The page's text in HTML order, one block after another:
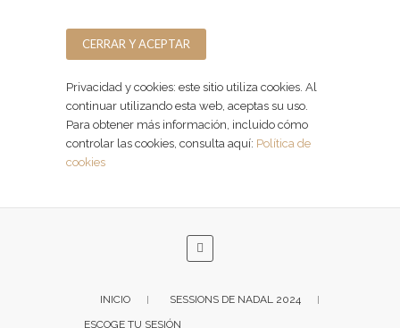
Privacidad y cookies: este sitio utiliza cookies. Al
continuar utilizando esta web, aceptas su uso.
Para obtener más información, incluido cómo
controlar las cookies, consulta aquí: Política de
cookies
INICIO
SESSIONS DE NADAL 2024
ESCOGE TU SESIÓN